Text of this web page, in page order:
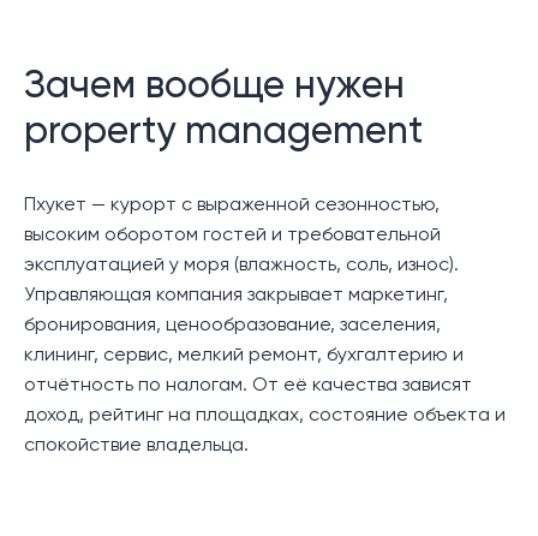
Зачем вообще нужен
property management
Пхукет — курорт с выраженной сезонностью,
высоким оборотом гостей и требовательной
эксплуатацией у моря (влажность, соль, износ).
Управляющая компания закрывает маркетинг,
бронирования, ценообразование, заселения,
клининг, сервис, мелкий ремонт, бухгалтерию и
отчётность по налогам. От её качества зависят
доход, рейтинг на площадках, состояние объекта и
спокойствие владельца.